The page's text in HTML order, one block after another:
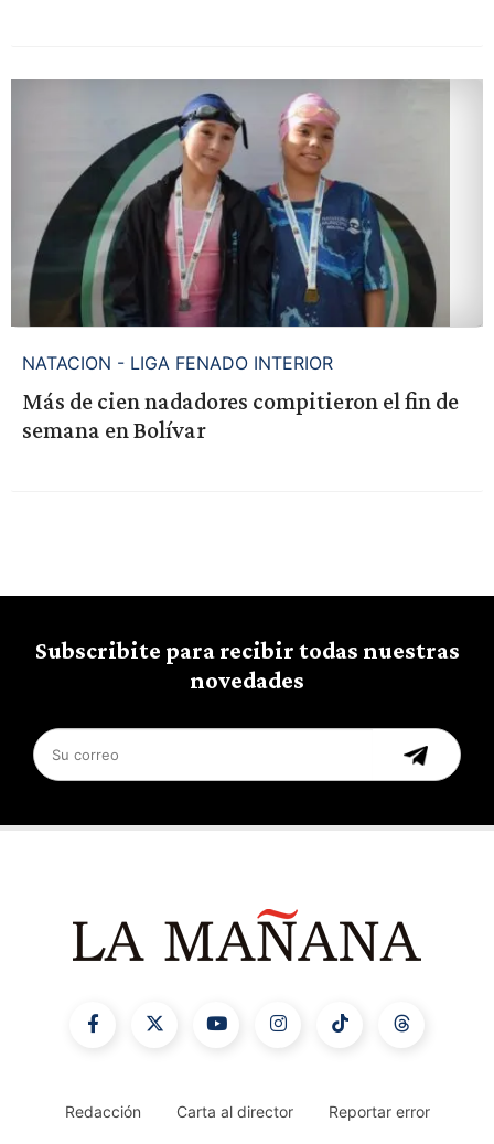
NATACION - LIGA FENADO INTERIOR
Más de cien nadadores compitieron el fin de
semana en Bolívar
Subscribite para recibir todas nuestras
novedades
Redacción Carta al director Reportar error